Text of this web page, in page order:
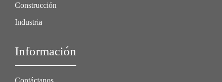
Construcción
Industria
Información
Contáctanos